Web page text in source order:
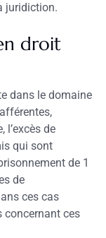
juridiction.
droit
dans le domaine
l’excès de
qui sont
de 1
de
ces cas
concernant ces